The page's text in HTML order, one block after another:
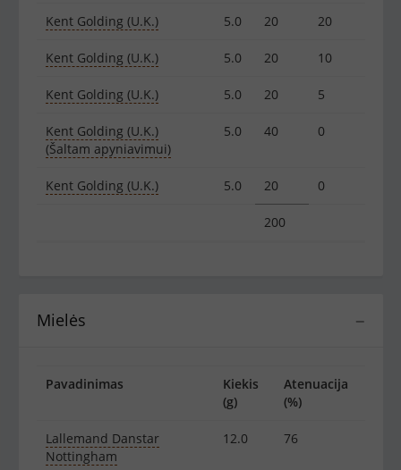
Kent Golding (U.K.) 5.0 20 20
Kent Golding (U.K.) 5.0 20 10
Kent Golding (U.K.) 5.0 20 5
Kent Golding (U.K.)
(Šaltam apyniavimui)
5.0 40 0
Kent Golding (U.K.) 5.0 20 0
200
−
Mielės
Pavadinimas
Kiekis
(g)
Atenuacija
(%)
Lallemand Danstar
Nottingham
12.0 76